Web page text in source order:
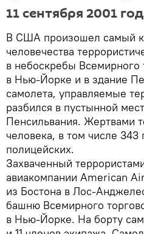
11 сентября 2001
В США произошел самый
человечества
в небоскребы Всемирного
в Нью-Йорке и в здание
самолета, управляемые
разбился в пустынной
Пенсильвания. Жертвами
человека, в том числе
полицейских.
Захваченный
авиакомпании American
из Бостона в
башню Всемирного
в Нью‑Йорке. На борту